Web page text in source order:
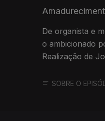
De organista e
o ambicionado
Realização de
SOBRE O